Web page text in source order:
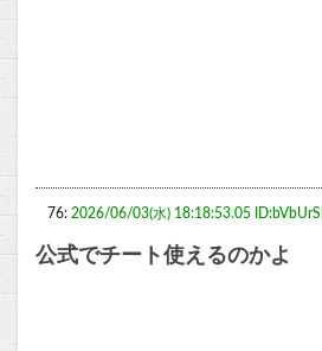
76: 2026/06/03(水) 18:18:53.05
公式でチート使えるのかよ